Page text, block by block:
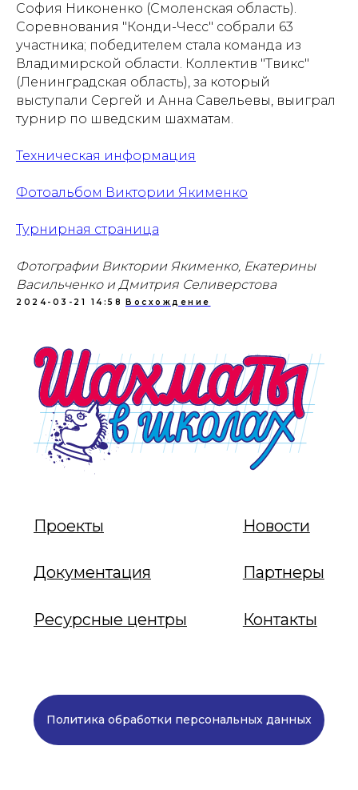
София Никоненко (Смоленская область).
Соревнования "Конди-Чесс" собрали 63
участника; победителем стала команда из
Владимирской области. Коллектив "Твикс"
(Ленинградская область), за который
выступали Сергей и Анна Савельевы, выиграл
турнир по шведским шахматам.
Техническая информация
Фотоальбом Виктории Якименко
Турнирная страница
Фотографии Виктории Якименко, Екатерины
Васильченко и Дмитрия Селиверстова
2024-03-21 14:58 Восхождение
Проекты
Документация
Новости
Партнеры